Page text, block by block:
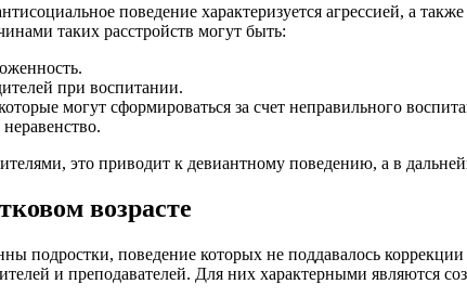
поведение характеризуется агрессией, а
таких расстройств могут быть:
при воспитании.
могут сформироваться за счет неправильного
это приводит к девиантному поведению, а в
возрасте
подростки, поведение которых не поддавалось
и преподавателей. Для них характерными являются